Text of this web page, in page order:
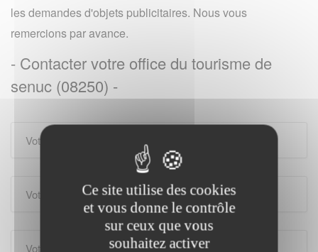
les demandes d'objets publicitaires. Nous vous
remercions par avance.
- Contacter votre office du tourisme de
senuc (08250) -
Ce site utilise des cookies
et vous donne le contrôle
sur ceux que vous
souhaitez activer